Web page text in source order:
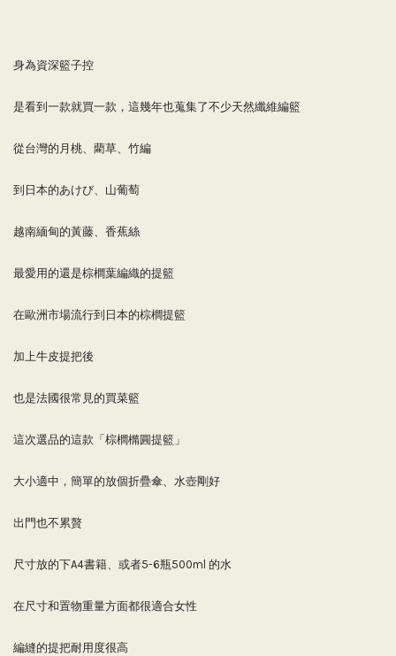
身為資深籃子控
是看到一款就買一款，這幾年也蒐集了不少天然纖維編籃
從台灣的月桃、藺草、竹編
到日本的あけび、山葡萄
越南緬甸的黃藤、香蕉絲
最愛用的還是棕櫚葉編織的提籃
在歐洲市場流行到日本的棕櫚提籃
加上牛皮提把後
也是法國很常見的買菜籃
這次選品的這款「棕櫚橢圓提籃」
大小適中，簡單的放個折疊傘、水壺剛好
出門也不累贅
尺寸放的下A4書籍、或者5-6瓶500ml 的水
在尺寸和置物重量方面都很適合女性
編縫的提把耐用度很高